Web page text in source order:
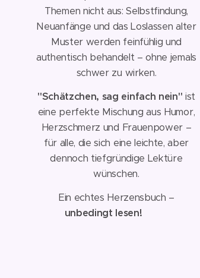
Themen nicht aus: Selbstfindung,
Neuanfänge und das Loslassen alter
Muster werden feinfühlig und
authentisch behandelt – ohne jemals
schwer zu wirken.
"Schätzchen, sag einfach nein" ist
eine perfekte Mischung aus Humor,
Herzschmerz und Frauenpower –
für alle, die sich eine leichte, aber
dennoch tiefgründige Lektüre
wünschen.
Ein echtes Herzensbuch –
unbedingt lesen!